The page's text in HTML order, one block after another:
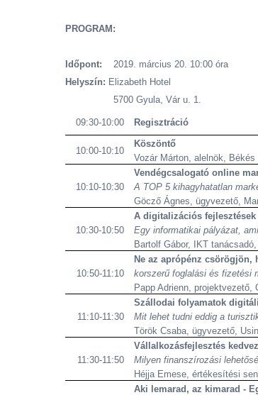
PROGRAM:
Időpont:
2019. március 20. 10:00 óra
Helyszín: Elizabeth Hotel
5700 Gyula, Vár u. 1.
09:30-10:00 Regisztráció
10:00-10:10
Köszöntő
Vozár Márton, alelnök,
10:10-10:30
Vendégcsalogató online
A TOP 5 kihagyhatatlan
Göcző Ágnes, ügyvezető,
10:30-10:50
A digitalizációs
Egy informatikai pályázat,
Bartolf Gábor, IKT
10:50-11:10
Ne az aprópénzcsörögjön,
korszerű foglalási és fizetési
Papp Adrienn, projektvezető,
11:10-11:30
Szállodai folyamatok
Mit lehet tudni eddig a
Török Csaba, ügyvezető,
11:30-11:50
Vállalkozásfejlesztés
Milyen finanszírozási
Héjja Emese, értékesítési
Aki lemarad, az kimarad -